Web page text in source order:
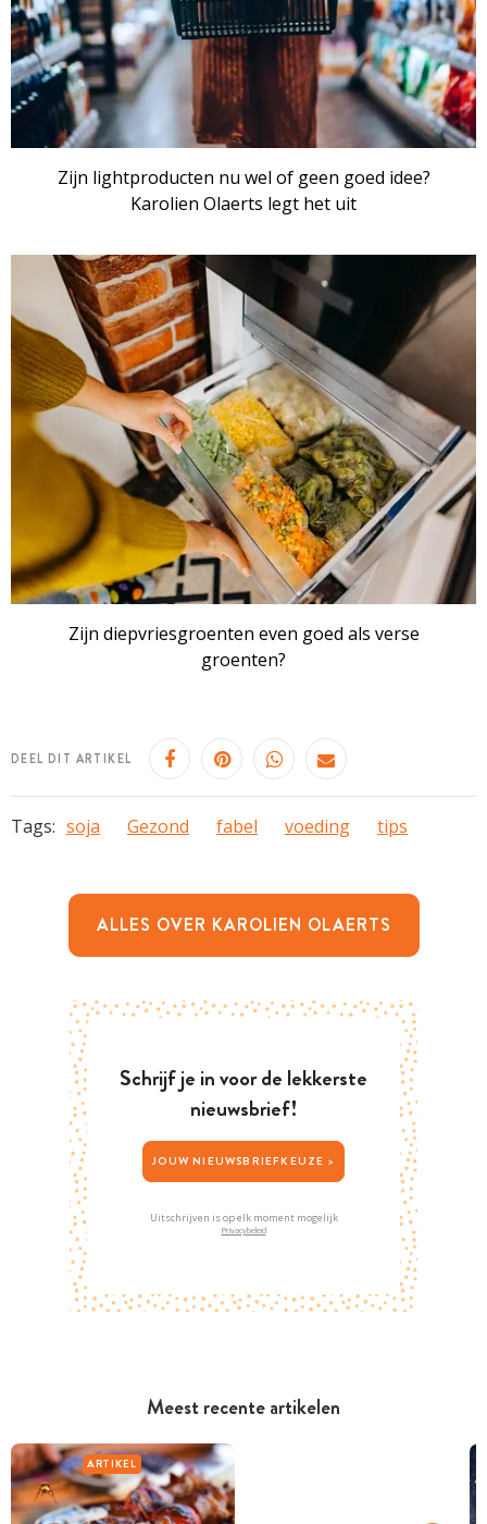
Meest recente artikelen
ARTIKEL
Zijn lightproducten nu wel of geen goed idee?
Karolien Olaerts legt het uit
Zijn diepvriesgroenten even goed als verse
groenten?
DEEL DIT ARTIKEL
Tags: soja Gezond fabel voeding tips
ALLES OVER KAROLIEN OLAERTS
Schrijf je in voor de lekkerste
nieuwsbrief!
JOUW NIEUWSBRIEFKEUZE >
Uitschrijven is op elk moment mogelijk
Privacybeleid